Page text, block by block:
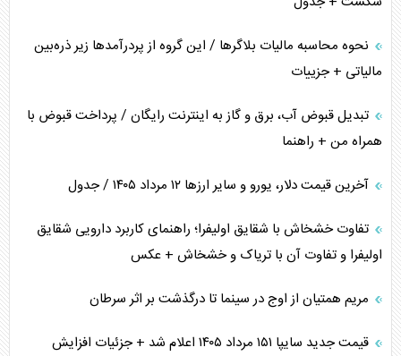
نحوه محاسبه مالیات بلاگر‌ها / این گروه از پردرآمد‌ها زیر ذره‌بین
مالیاتی + جزییات
تبدیل قبوض آب، برق و گاز به اینترنت رایگان / پرداخت قبوض با
همراه من + راهنما
آخرین قیمت دلار، یورو و سایر ارز‌ها ۱۲ مرداد ۱۴۰۵ / جدول
تفاوت خشخاش با شقایق اولیفرا؛ راهنمای کاربرد دارویی شقایق
اولیفرا و تفاوت آن با تریاک و خشخاش + عکس
مریم همتیان از اوج در سینما تا درگذشت بر اثر سرطان
قیمت جدید سایپا ۱۵۱ مرداد ۱۴۰۵ اعلام شد + جزئیات افزایش